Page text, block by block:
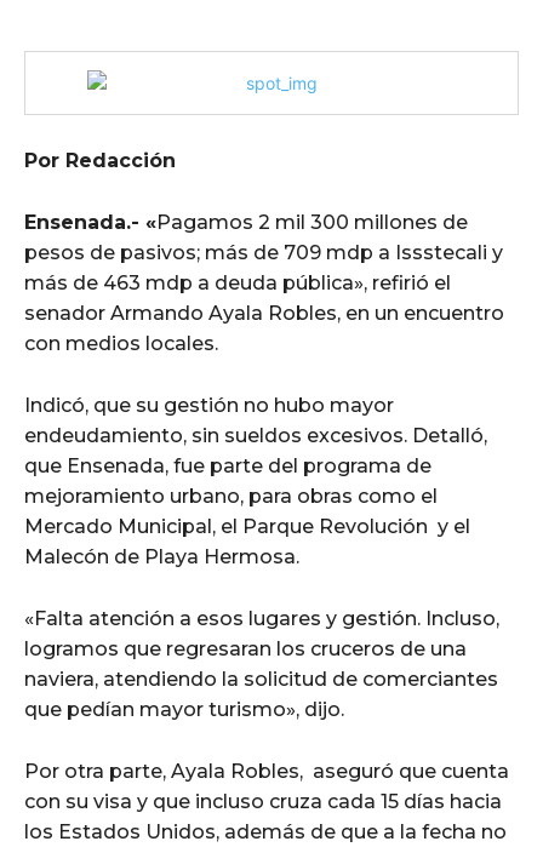
Por Redacción
Ensenada.- «Pagamos 2 mil 300 millones de
pesos de pasivos; más de 709 mdp a Issstecali y
más de 463 mdp a deuda pública», refirió el
senador Armando Ayala Robles, en un encuentro
con medios locales.
Indicó, que su gestión no hubo mayor
endeudamiento, sin sueldos excesivos. Detalló,
que Ensenada, fue parte del programa de
mejoramiento urbano, para obras como el
Mercado Municipal, el Parque Revolución y el
Malecón de Playa Hermosa.
«Falta atención a esos lugares y gestión. Incluso,
logramos que regresaran los cruceros de una
naviera, atendiendo la solicitud de comerciantes
que pedían mayor turismo», dijo.
Por otra parte, Ayala Robles, aseguró que cuenta
con su visa y que incluso cruza cada 15 días hacia
los Estados Unidos, además de que a la fecha no